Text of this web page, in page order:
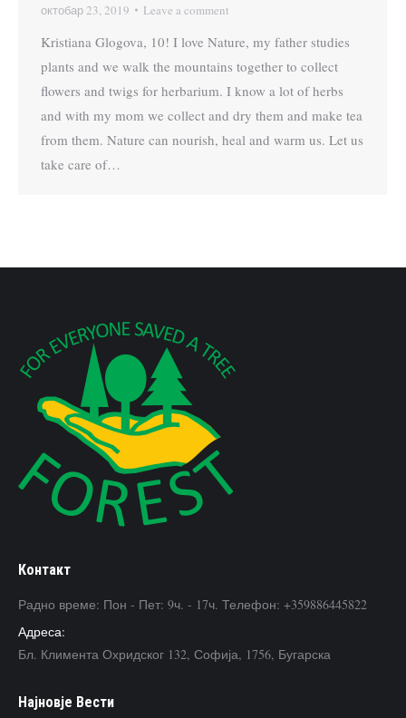
октобар 23, 2019
Leave a comment
Kristiana Glogova, 10! I love Nature, my father studies
plants and we walk the mountains together to collect
flowers and twigs for herbarium. I know a lot of herbs
and with my mom we collect and dry them and make tea
from them. Nature can nourish, heal and warm us. Let us
take care of…
Контакт
Радно време: Пон - Пет: 9ч. - 17ч. Телефон: +359886445822
Адреса:
Бл. Климента Охридског 132, Софија, 1756, Бугарска
Наjновje Вести